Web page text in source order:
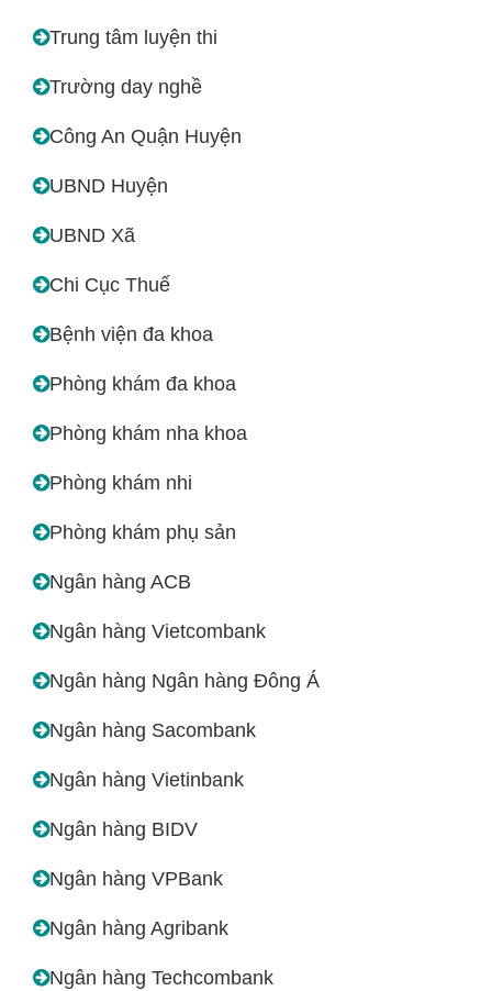
Trung tâm luyện thi
Trường day nghề
Công An Quận Huyện
UBND Huyện
UBND Xã
Chi Cục Thuế
Bệnh viện đa khoa
Phòng khám đa khoa
Phòng khám nha khoa
Phòng khám nhi
Phòng khám phụ sản
Ngân hàng ACB
Ngân hàng Vietcombank
Ngân hàng Ngân hàng Đông Á
Ngân hàng Sacombank
Ngân hàng Vietinbank
Ngân hàng BIDV
Ngân hàng VPBank
Ngân hàng Agribank
Ngân hàng Techcombank